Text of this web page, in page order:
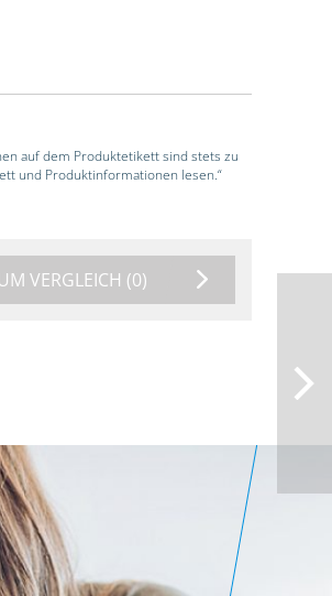
auf dem Produktetikett sind stets zu
und Produktinformationen lesen.“
VERGLEICH (0)